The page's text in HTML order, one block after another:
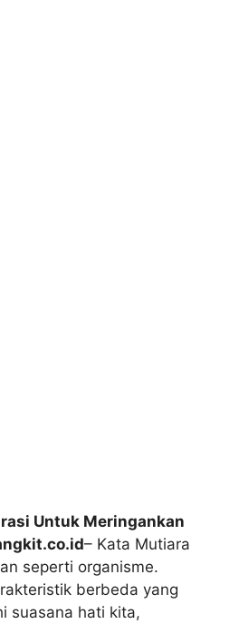
Untuk Meringankan
– Kata Mutiara
seperti organisme.
berbeda yang
suasana hati kita,